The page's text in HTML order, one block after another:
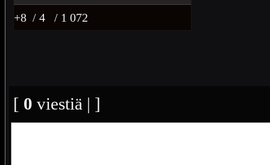
+8 / 4 / 1 072
[ 0 viestiä | ]